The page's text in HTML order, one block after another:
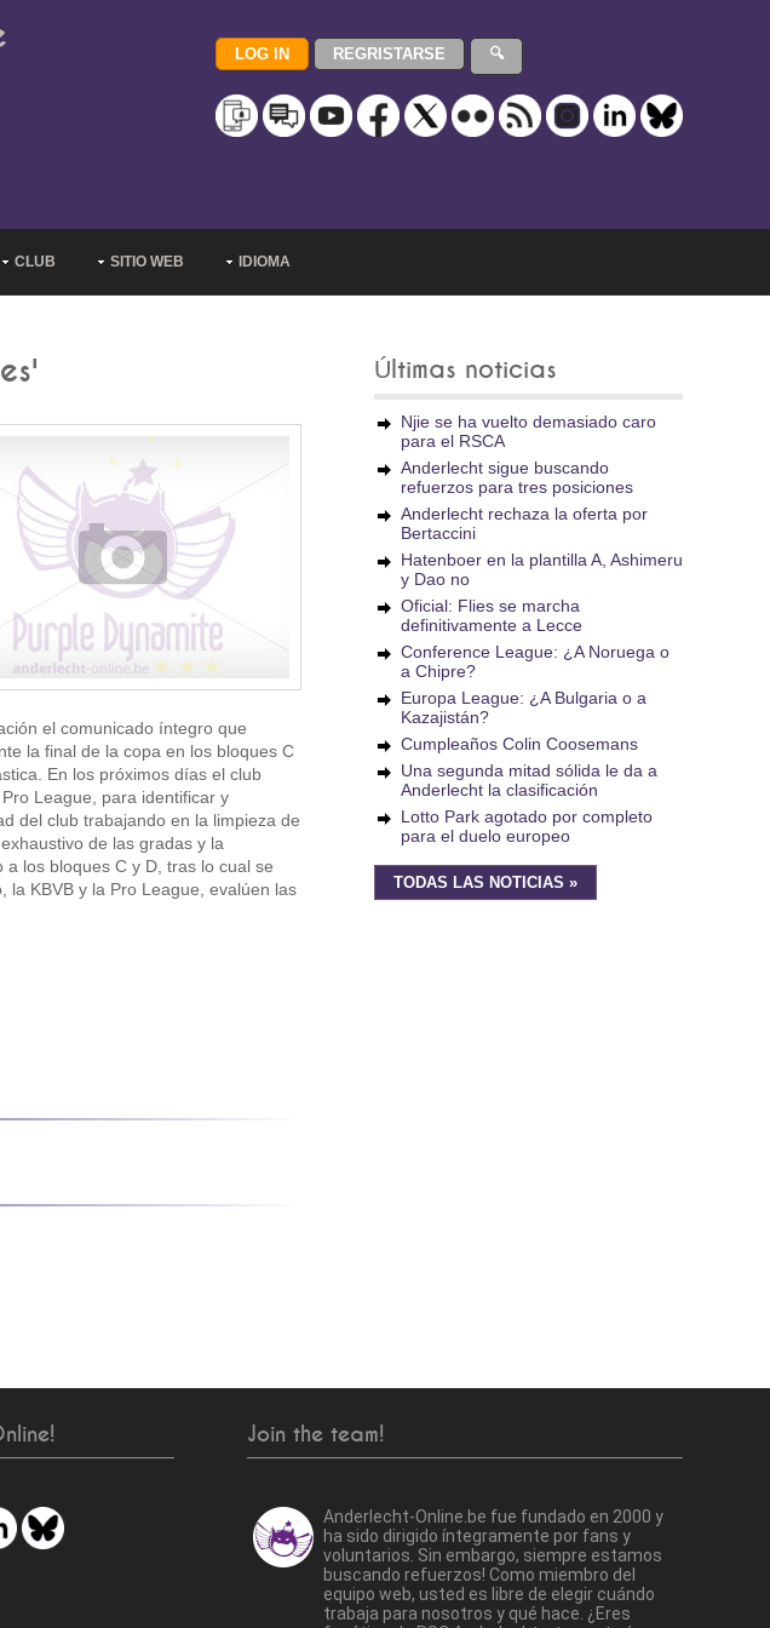
CLUB SITIO WEB IDIOMA
el comunicado íntegro que
la final de la copa en los bloques C
En los próximos días el club
League, para identificar y
del club trabajando en la limpieza de
de las gradas y la
los bloques C y D, tras lo cual se
la KBVB y la Pro League, evalúen las
Últimas noticias
Njie se ha vuelto demasiado caro
para el RSCA
Anderlecht sigue buscando
refuerzos para tres posiciones
Anderlecht rechaza la oferta por
Bertaccini
Hatenboer en la plantilla A, Ashimeru
y Dao no
Oficial: Flies se marcha
definitivamente a Lecce
Conference League: ¿A Noruega o
a Chipre?
Europa League: ¿A Bulgaria o a
Kazajistán?
Cumpleaños Colin Coosemans
Una segunda mitad sólida le da a
Anderlecht la clasificación
Lotto Park agotado por completo
para el duelo europeo
TODAS LAS NOTICIAS »
Join the team!
Anderlecht-Online.be fue fundado en 2000 y
ha sido dirigido íntegramente por fans y
voluntarios. Sin embargo, siempre estamos
buscando refuerzos! Como miembro del
equipo web, usted es libre de elegir cuándo
trabaja para nosotros y qué hace. ¿Eres